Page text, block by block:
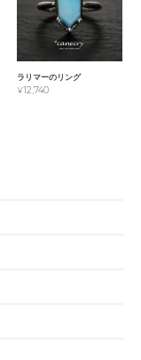
ラリマーのリング
¥12,740